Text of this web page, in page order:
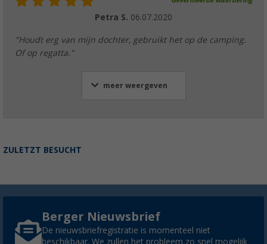
Petra S. 06.07.2020
"Houdt erg van mijn dochter, gebruikt het op de camping.
Of op regatta."
meer weergeven
ZULETZT BESUCHT
Berger Nieuwsbrief
De nieuwsbriefregistratie is momenteel niet
beschikbaar. We zullen het probleem zo snel mogelijk